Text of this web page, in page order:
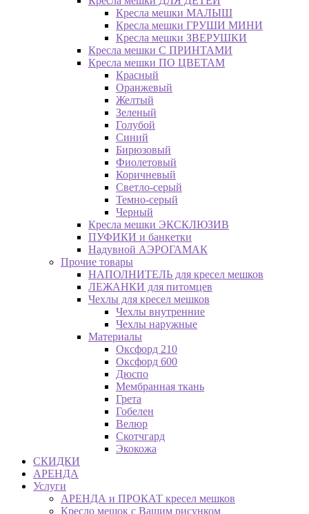
Кресла мешки МАЛЫШ
Кресла мешки ГРУШИ МИНИ
Кресла мешки ЗВЕРУШКИ
Кресла мешки С ПРИНТАМИ
Кресла мешки ПО ЦВЕТАМ
Красный
Оранжевый
Желтый
Зеленый
Голубой
Синий
Бирюзовый
Фиолетовый
Коричневый
Светло-серый
Темно-серый
Черный
Кресла мешки ЭКСКЛЮЗИВ
ПУФИКИ и банкетки
Надувной АЭРОГАМАК
Прочие товары
НАПОЛНИТЕЛЬ для кресел мешков
ЛЕЖАНКИ для питомцев
Чехлы для кресел мешков
Чехлы внутренние
Чехлы наружные
Материалы
Оксфорд 210
Оксфорд 600
Дюспо
Мембранная ткань
Грета
Гобелен
Велюр
Скотчгард
Экокожа
СКИДКИ
АРЕНДА
Услуги
АРЕНДА и ПРОКАТ кресел мешков
Кресло мешок с Вашим рисунком